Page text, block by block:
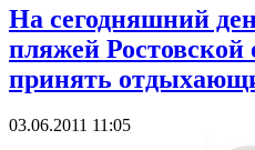
На сегодняшний
пляжей Ростовской
принять
03.06.2011 11:05